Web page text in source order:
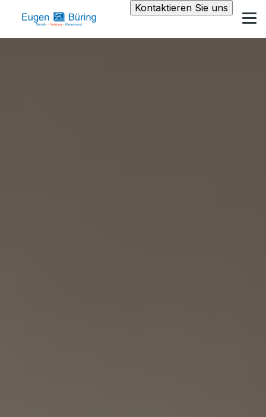
Kontaktieren Sie uns